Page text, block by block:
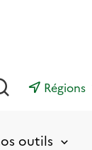
Rechercher
Régions
outils